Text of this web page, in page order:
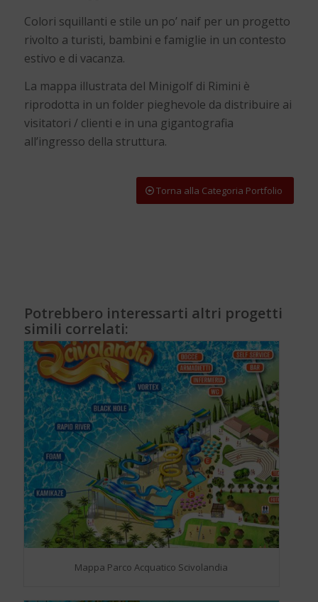
Colori squillanti e stile un po’ naif per un progetto
rivolto a turisti, bambini e famiglie in un contesto
estivo e di vacanza.
La mappa illustrata del Minigolf di Rimini è
riprodotta in un folder pieghevole da distribuire ai
visitatori / clienti e in una gigantografia
all’ingresso della struttura.
Torna alla Categoria Portfolio
Potrebbero interessarti altri progetti
simili correlati:
Mappa Parco Acquatico Scivolandia